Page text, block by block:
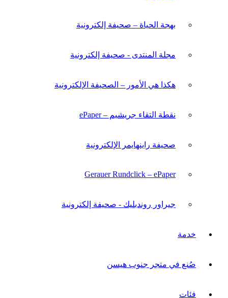
بهجة الحياة – صحيفة إلكترونية
مجلة المنتدى - صحيفة إلكترونية
هكذا هي الأمور – الصحيفة الإلكترونية
نقطة التقاء جريشيم – ePaper
صحيفة راينهايمر الإلكترونية
Gerauer Rundclick – ePaper
جيراور روندبليك - صحيفة إلكترونية
خدمة
صُنع في متجر جنوب هيسن
فئات